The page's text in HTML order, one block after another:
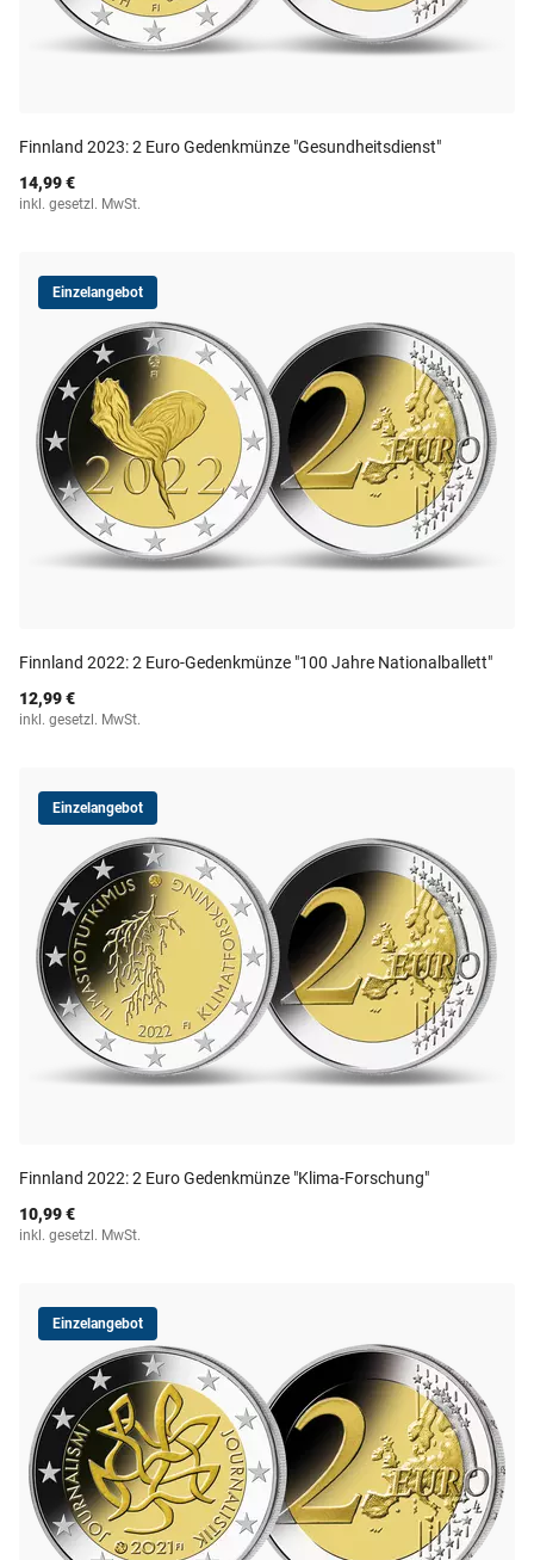
Finnland 2023: 2 Euro Gedenkmünze "Gesundheitsdienst"
14,99 €
inkl. gesetzl. MwSt.
Einzelangebot
Finnland 2022: 2 Euro-Gedenkmünze "100 Jahre Nationalballett"
12,99 €
inkl. gesetzl. MwSt.
Einzelangebot
Finnland 2022: 2 Euro Gedenkmünze "Klima-Forschung"
10,99 €
inkl. gesetzl. MwSt.
Einzelangebot